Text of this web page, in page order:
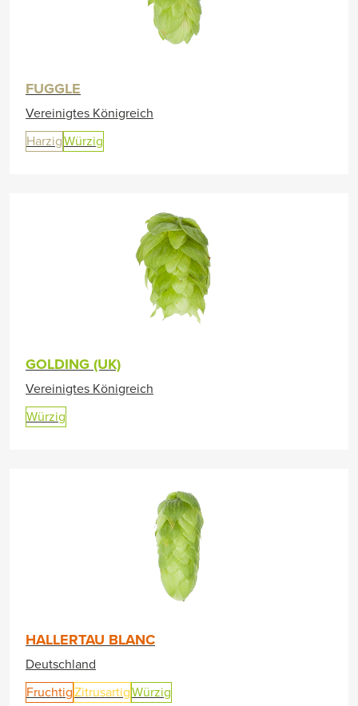
FUGGLE
Vereinigtes Königreich
HarzigWürzig
GOLDING (UK)
Vereinigtes Königreich
Würzig
HALLERTAU BLANC
Deutschland
FruchtigZitrusartigWürzig